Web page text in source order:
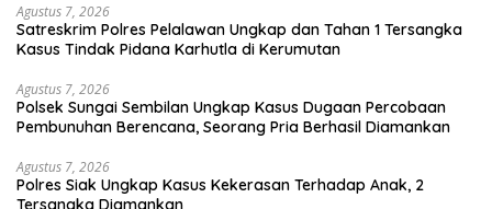
Agustus 7, 2026
Satreskrim Polres Pelalawan Ungkap dan Tahan 1 Tersangka
Kasus Tindak Pidana Karhutla di Kerumutan
Agustus 7, 2026
Polsek Sungai Sembilan Ungkap Kasus Dugaan Percobaan
Pembunuhan Berencana, Seorang Pria Berhasil Diamankan
Agustus 7, 2026
Polres Siak Ungkap Kasus Kekerasan Terhadap Anak, 2
Tersangka Diamankan